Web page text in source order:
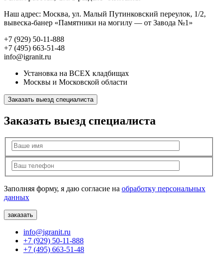
Наш адрес: Москва, ул. Малый Путинковский переулок, 1/2,
вывеска-банер «Памятники на могилу — от Завода №1»
+7 (929) 50-11-888
+7 (495) 663-51-48
info@igranit.ru
Установка на ВСЕХ кладбищах
Москвы и Московской области
Заказать выезд специалиста
Заказать выезд специалиста
Заполняя форму, я даю согласие на обработку персональных
данных
info@igranit.ru
+7 (929) 50-11-888
+7 (495) 663-51-48